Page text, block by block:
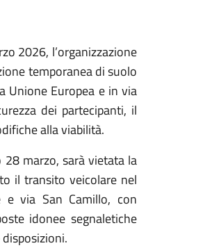
2026, l’organizzazione
temporanea di suolo
Unione Europea e in via
dei partecipanti, il
alla viabilità.
marzo, sarà vietata la
il transito veicolare nel
e via San Camillo, con
idonee segnaletiche